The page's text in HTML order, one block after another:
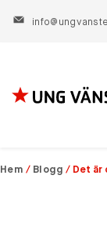
Hoppa
Hem / Blogg / Det är